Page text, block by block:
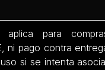
para
ni pago contra
si se intenta